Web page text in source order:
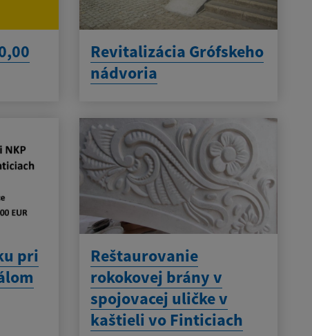
Revitalizácia Grófskeho
nádvoria
pri
Reštaurovanie
rokokovej brány v
spojovacej uličke v
kaštieli vo Finticiach